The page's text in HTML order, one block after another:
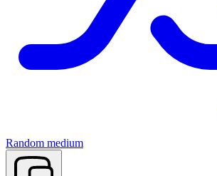
Random medium